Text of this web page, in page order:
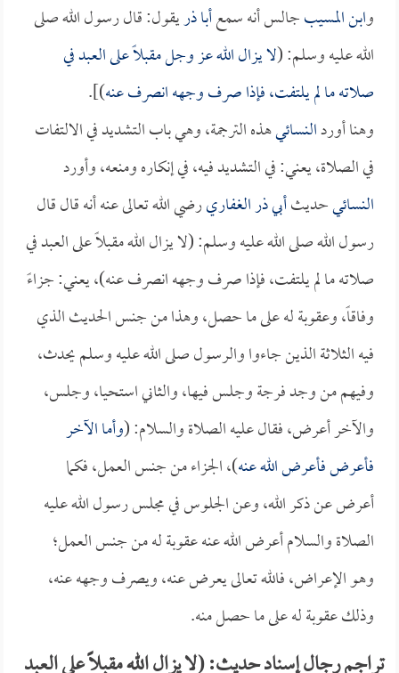
وابن المسيبجالس أنه سمعأبا ذريقول: قال رسول الله صلى
الله عليه وسلم: (لا يزال الله عز وجل مقبلاً على العبد في
صلاته ما لم يلتفت، فإذا صرف وجهه انصرف عنه)].
وهنا أوردالنسائيهذه الترجمة، وهي باب التشديد في الالتفات
في الصلاة، يعني: في التشديد فيه، في إنكاره ومنعه، وأورد
النسائيحديثأبي ذر الغفاريرضي الله تعالى عنه أنه قال قال
رسول الله صلى الله عليه وسلم: (لا يزال الله مقبلاً على العبد في
صلاته ما لم يلتفت، فإذا صرف وجهه انصرف عنه)، يعني: جزاءً
وفاقاً، وعقوبة له على ما حصل، وهذا من جنس الحديث الذي
فيه الثلاثة الذين جاءوا والرسول صلى الله عليه وسلم يحدث،
وفيهم من وجد فرجة وجلس فيها، والثاني استحيا، وجلس،
والآخر أعرض، فقال عليه الصلاة والسلام: (وأما الآخر
فأعرض فأعرض الله عنه)، الجزاء من جنس العمل، فكما
أعرض عن ذكر الله، وعن الجلوس في مجلس رسول الله عليه
الصلاة والسلام أعرض الله عنه عقوبة له من جنس العمل؛
وهو الإعراض، فالله تعالى يعرض عنه، ويصرف وجهه عنه،
وذلك عقوبة له على ما حصل منه.